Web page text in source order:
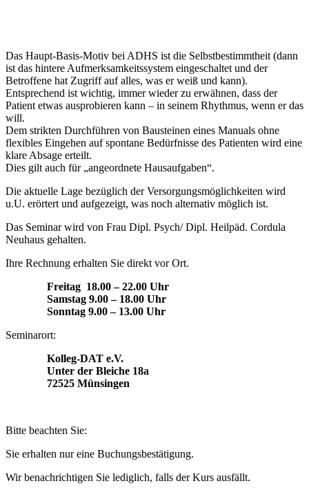
Das Haupt-Basis-Motiv bei ADHS ist die Selbstbestimmtheit (dann
ist das hintere Aufmerksamkeitssystem eingeschaltet und der
Betroffene hat Zugriff auf alles, was er weiß und kann).
Entsprechend ist wichtig, immer wieder zu erwähnen, dass der
Patient etwas ausprobieren kann – in seinem Rhythmus, wenn er das
will.
Dem strikten Durchführen von Bausteinen eines Manuals ohne
flexibles Eingehen auf spontane Bedürfnisse des Patienten wird eine
klare Absage erteilt.
Dies gilt auch für „angeordnete Hausaufgaben“.
Die aktuelle Lage bezüglich der Versorgungsmöglichkeiten wird
u.U. erörtert und aufgezeigt, was noch alternativ möglich ist.
Das Seminar wird von Frau Dipl. Psych/ Dipl. Heilpäd. Cordula
Neuhaus gehalten.
Ihre Rechnung erhalten Sie direkt vor Ort.
Freitag 18.00 – 22.00 Uhr
Samstag 9.00 – 18.00 Uhr
Sonntag 9.00 – 13.00 Uhr
Seminarort:
Kolleg-DAT e.V.
Unter der Bleiche 18a
72525 Münsingen
Bitte beachten Sie:
Sie erhalten nur eine Buchungsbestätigung.
Wir benachrichtigen Sie lediglich, falls der Kurs ausfällt.